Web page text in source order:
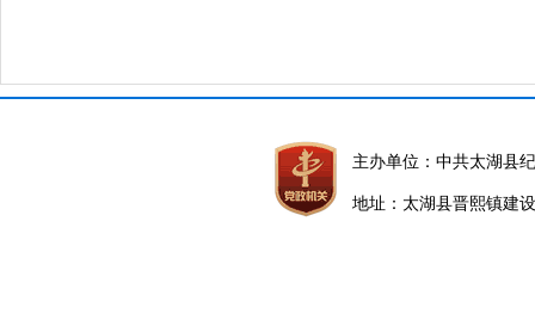
主办单位：中共太湖县
地址：太湖县晋熙镇建